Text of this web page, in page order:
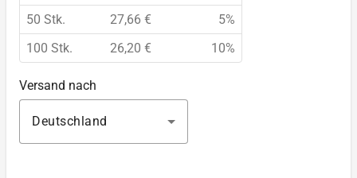
50 Stk.
27,66 €
5%
100 Stk.
26,20 € 10%
Versand nach
Deutschland